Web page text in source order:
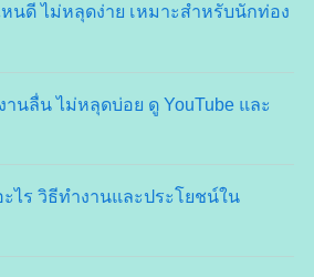
นดี ไม่หลุดง่าย เหมาะสำหรับนักท่อง
นลื่น ไม่หลุดบ่อย ดู YouTube และ
ะไร วิธีทำงานและประโยชน์ใน